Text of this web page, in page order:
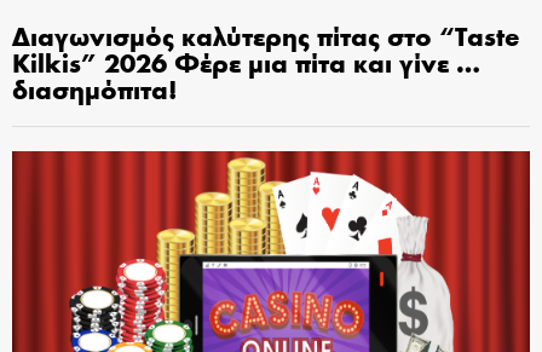
Διαγωνισμός καλύτερης πίτας στο “Taste
Kilkis” 2026 Φέρε μια πίτα και γίνε …
διασημόπιτα!